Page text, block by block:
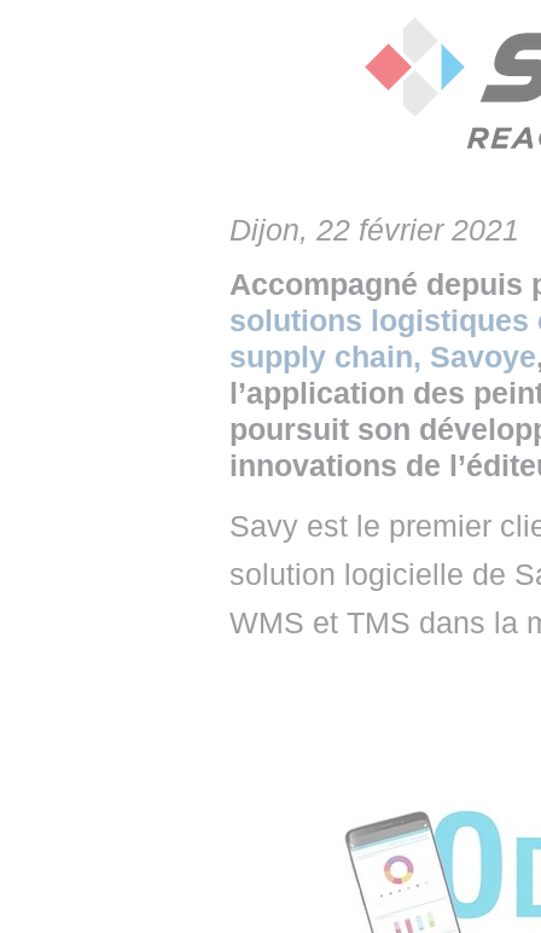
👉 PRENDRE LA PAROLE
👉 PLANNING EDITORIAL
•
Dijon, 22 février 2021
Accompagné depuis
solutions logistiques
supply chain, Savoye
l’application des
poursuit son
innovations de
Savy est le premier
solution logicielle de
WMS et TMS dans la